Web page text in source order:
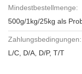
Mindestbestellmenge:
500g/1kg/25kg als
Zahlungsbedingungen:
L/C, D/A, D/P, T/T